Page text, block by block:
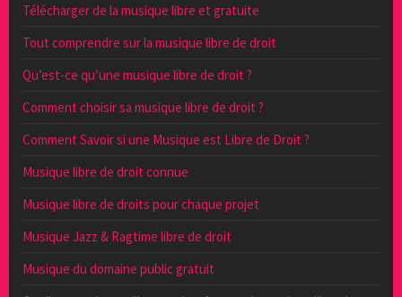
Télécharger de la musique libre et gratuite
Tout comprendre sur la musique libre de droit
Qu’est-ce qu’une musique libre de droit ?
Comment choisir sa musique libre de droit ?
Comment Savoir si une Musique est Libre de Droit ?
Musique libre de droit connue
Musique libre de droits pour chaque projet
Musique Jazz & Ragtime libre de droit
Musique du domaine public gratuit